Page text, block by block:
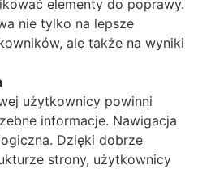
elementy do poprawy.
nie tylko na lepsze
ale także na wyniki
użytkownicy powinni
informacje. Nawigacja
Dzięki dobrze
strony, użytkownicy